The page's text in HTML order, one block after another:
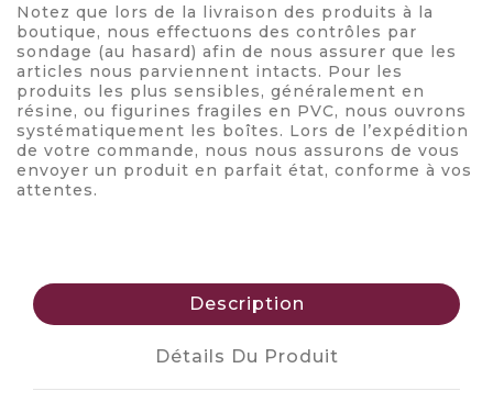
Notez que lors de la livraison des produits à la
boutique, nous effectuons des contrôles par
sondage (au hasard) afin de nous assurer que les
articles nous parviennent intacts. Pour les
produits les plus sensibles, généralement en
résine, ou figurines fragiles en PVC, nous ouvrons
systématiquement les boîtes. Lors de l’expédition
de votre commande, nous nous assurons de vous
envoyer un produit en parfait état, conforme à vos
attentes.
Description
Détails Du Produit